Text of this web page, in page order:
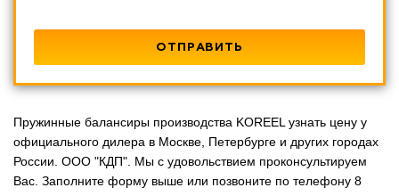
Пружинные балансиры производства KOREEL узнать цену у
официального дилера в Москве, Петербурге и других городах
России. ООО "КДП". Мы с удовольствием проконсультируем
Вас. Заполните форму выше или позвоните по телефону 8